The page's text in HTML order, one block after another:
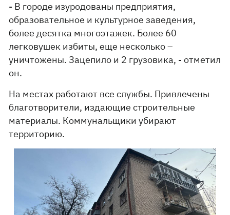
- В городе изуродованы предприятия,
образовательное и культурное заведения,
более десятка многоэтажек. Более 60
легковушек избиты, еще несколько –
уничтожены. Зацепило и 2 грузовика, - отметил
он.
На местах работают все службы. Привлечены
благотворители, издающие строительные
материалы. Коммунальщики убирают
территорию.